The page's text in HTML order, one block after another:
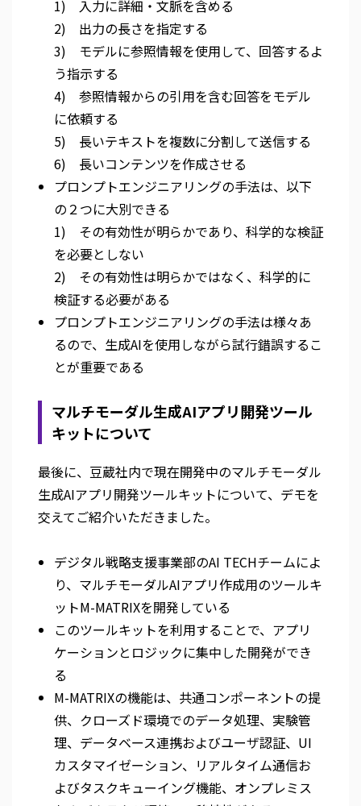
1) 入力に詳細・文脈を含める
2) 出力の長さを指定する
3) モデルに参照情報を使用して、回答するよ
う指示する
4) 参照情報からの引用を含む回答をモデル
に依頼する
5) 長いテキストを複数に分割して送信する
6) 長いコンテンツを作成させる
プロンプトエンジニアリングの手法は、以下
の２つに大別できる
1) その有効性が明らかであり、科学的な検証
を必要としない
2) その有効性は明らかではなく、科学的に
検証する必要がある
プロンプトエンジニアリングの手法は様々あ
るので、生成AIを使用しながら試行錯誤するこ
とが重要である
マルチモーダル生成AIアプリ開発ツール
キットについて
最後に、豆蔵社内で現在開発中のマルチモーダル
生成AIアプリ開発ツールキットについて、デモを
交えてご紹介いただきました。
デジタル戦略支援事業部のAI TECHチームによ
り、マルチモーダルAIアプリ作成用のツールキ
ットM-MATRIXを開発している
このツールキットを利用することで、アプリ
ケーションとロジックに集中した開発ができ
る
M-MATRIXの機能は、共通コンポーネントの提
供、クローズド環境でのデータ処理、実験管
理、データベース連携およびユーザ認証、UI
カスタマイゼーション、リアルタイム通信お
よびタスクキューイング機能、オンプレミス